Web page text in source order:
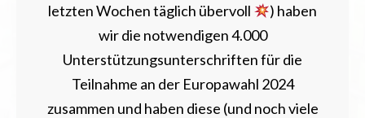
letzten Wochen täglich übervoll
) haben
wir die notwendigen 4.000
Unterstützungsunterschriften für die
Teilnahme an der Europawahl 2024
zusammen und haben diese (und noch viele